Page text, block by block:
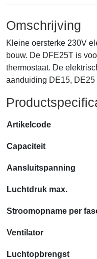
Omschrijving
Kleine oersterke 230V
bouw. De DFE25T is
thermostaat. De
aanduiding DE15,
Artikelcode
Capaciteit
Aansluitspanning
Luchtdruk max.
Stroomopname per
Ventilator
Luchtopbrengst